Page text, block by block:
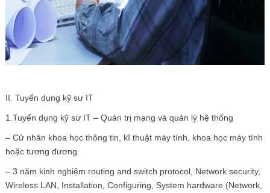
II. Tuyển dụng kỹ sư IT
1.Tuyển dụng kỹ sư IT – Quản trị mạng và quản lý hệ thống
– Cử nhân khoa học thông tin, kĩ thuật máy tính, khoa học máy tính
hoặc tương đương.
– 3 năm kinh nghiệm routing and switch protocol, Network security,
Wireless LAN, Installation, Configuring, System hardware (Network,